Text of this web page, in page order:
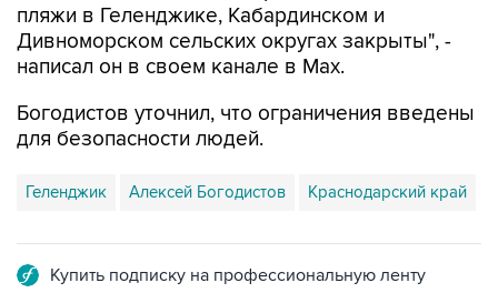
пляжи в Геленджике, Кабардинском и
Дивноморском сельских округах закрыты", -
написал он в своем канале в Max.
Богодистов уточнил, что ограничения введены
для безопасности людей.
Геленджик Алексей Богодистов Краснодарский край
Купить подписку на профессиональную ленту